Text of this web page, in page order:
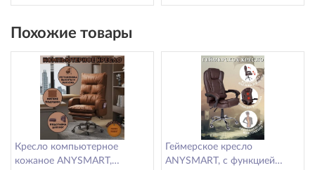
Похожие товары
Кресло компьютерное
кожаное ANYSMART,
Геймерское кресло
ANYSMART, с функцией